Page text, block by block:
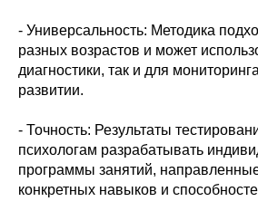
- Универсальность: Методика
разных возрастов и может
диагностики, так и для
развитии.
- Точность: Результаты
психологам разрабатывать
программы занятий,
конкретных навыков и